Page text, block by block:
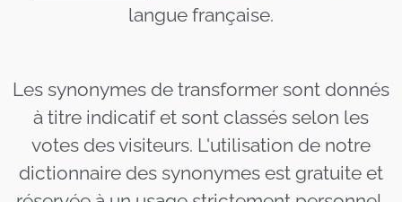
langue française.
Les synonymes de transformer sont donnés
à titre indicatif et sont classés selon les
votes des visiteurs. L'utilisation de notre
dictionnaire des synonymes est gratuite et